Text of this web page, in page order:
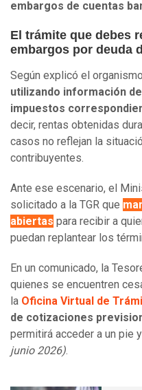
embargos de cuentas
El trámite que debes
embargos por deuda
Según explicó el
utilizando información
impuestos
decir, rentas obtenidas
casos no reflejan la
contribuyentes.
Ante ese escenario, el
solicitado a la TGR que
abiertas para recibir a
puedan replantear los
En un comunicado, la
quienes se encuentren
la Oficina Virtual de
de cotizaciones
permitirá acceder a un pie
junio 2026).